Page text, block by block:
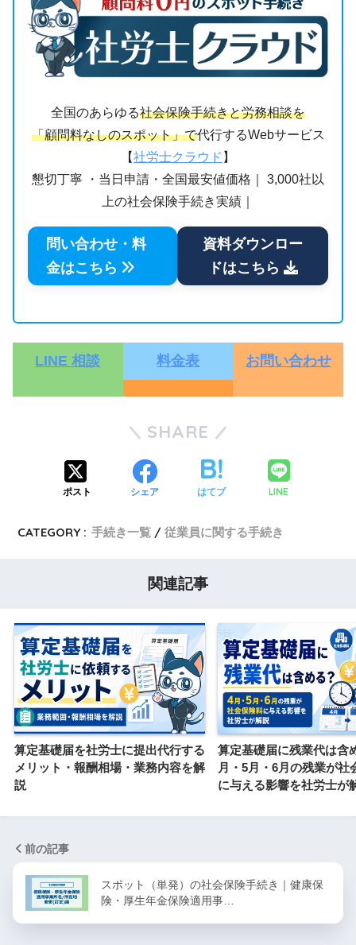
全国のあらゆる社会保険手続きと労務相談を
「顧問料なしのスポット」で代行するWebサービス
【社労士クラウド 】
懇切丁寧 ・当日申請・全国最安値価格｜ 3,000社以
上の社会保険手続き実績｜
問い合わせ・料
金はこちら
資料ダウンロー
ドはこちら
LINE 相談 料金表 お問い合わせ
SHARE
ポスト シェア はてブ LINE
CATEGORY : 手続き一覧 従業員に関する手続き
関連記事
算定基礎届を社労士に提出代行する
メリット・報酬相場・業務内容を解
説
算定基礎届に残業代は含
月・5月・6月の残業が社
に与える影響を社労士が
前の記事
スポット（単発）の社会保険手続き｜健康保
険・厚生年金保険適用事…